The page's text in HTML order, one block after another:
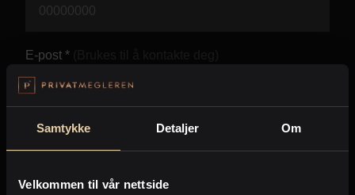
Samtykke Detaljer Om
Velkommen til vår nettside
Styling og klargjøring
Kjøpsmegling
Stillinger
Om oss
E-post *
Beskjed *